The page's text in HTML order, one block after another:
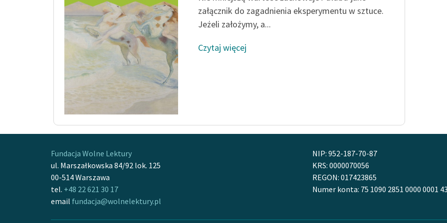
załącznik do zagadnienia eksperymentu w sztuce.
Jeżeli założymy, a...
Czytaj więcej
Fundacja Wolne Lektury
ul. Marszałkowska 84/92 lok. 125
00-514 Warszawa
tel. +48 22 621 30 17
email fundacja@wolnelektury.pl
NIP: 952-187-70-87
KRS: 0000070056
REGON: 017423865
Numer konta: 75 1090 2851 0000 0001